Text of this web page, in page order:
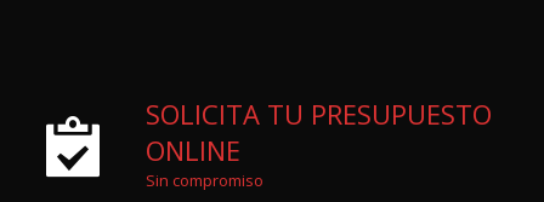
SOLICITA TU PRESUPUESTO
ONLINE
Sin compromiso